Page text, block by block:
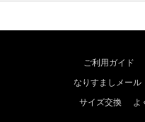
ご利用ガイド
なりすましメール
サイズ交換
よ